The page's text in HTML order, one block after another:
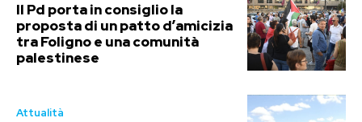
Il Pd porta in consiglio la
proposta di un patto d’amicizia
tra Foligno e una comunità
palestinese
Attualità